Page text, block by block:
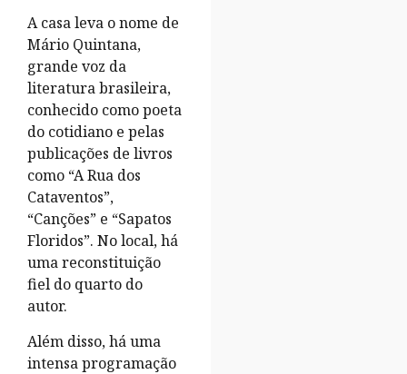
A casa leva o nome de
Mário Quintana,
grande voz da
literatura brasileira,
conhecido como poeta
do cotidiano e pelas
publicações de livros
como “A Rua dos
Cataventos”,
“Canções” e “Sapatos
Floridos”. No local, há
uma reconstituição
fiel do quarto do
autor.
Além disso, há uma
intensa programação